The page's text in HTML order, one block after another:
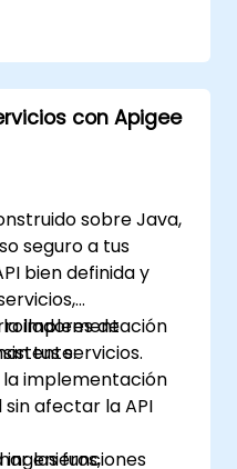
API en Google
errores de la API.
de análisis y
de Google Cloud
con Apigee
sobre Java,
seguro a tus
bien definida y
implementación
de
tus servicios.
implementación
afectar la API
las funciones
ingenieros,